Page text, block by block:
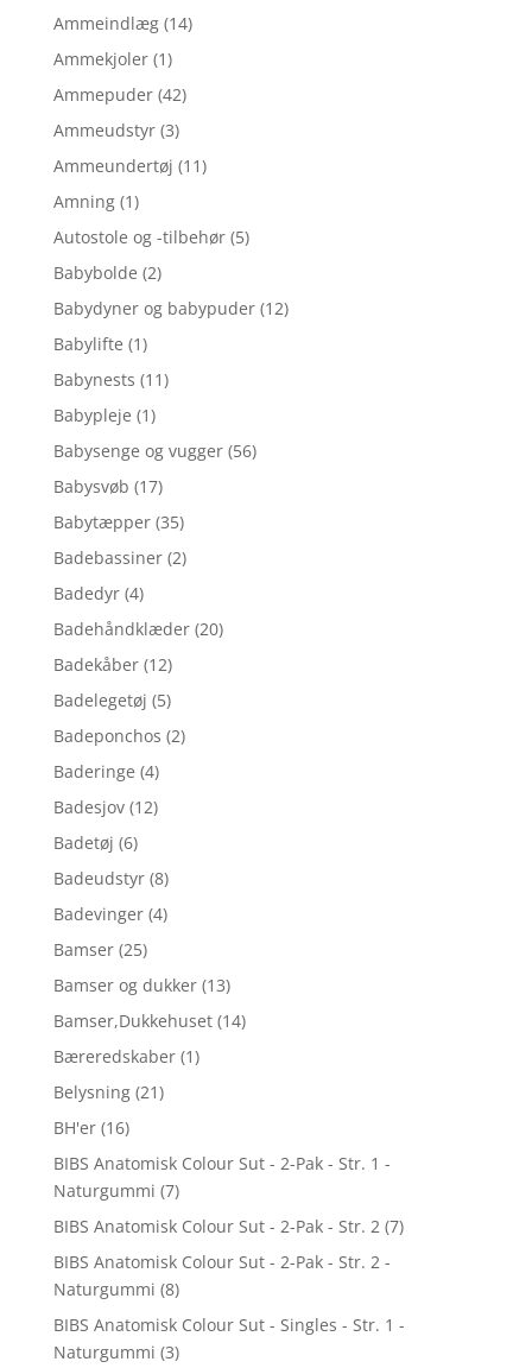
Ammeindlæg (14)
Ammekjoler (1)
Ammepuder (42)
Ammeudstyr (3)
Ammeundertøj (11)
Amning (1)
Autostole og -tilbehør (5)
Babybolde (2)
Babydyner og babypuder (12)
Babylifte (1)
Babynests (11)
Babypleje (1)
Babysenge og vugger (56)
Babysvøb (17)
Babytæpper (35)
Badebassiner (2)
Badedyr (4)
Badehåndklæder (20)
Badekåber (12)
Badelegetøj (5)
Badeponchos (2)
Baderinge (4)
Badesjov (12)
Badetøj (6)
Badeudstyr (8)
Badevinger (4)
Bamser (25)
Bamser og dukker (13)
Bamser,Dukkehuset (14)
Bæreredskaber (1)
Belysning (21)
BH'er (16)
BIBS Anatomisk Colour Sut - 2-Pak - Str. 1 -
Naturgummi (7)
BIBS Anatomisk Colour Sut - 2-Pak - Str. 2 (7)
BIBS Anatomisk Colour Sut - 2-Pak - Str. 2 -
Naturgummi (8)
BIBS Anatomisk Colour Sut - Singles - Str. 1 -
Naturgummi (3)